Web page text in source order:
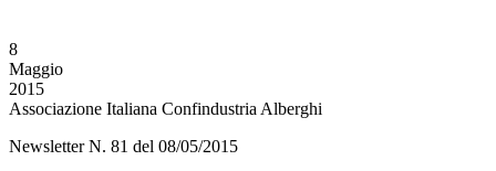
8
Maggio
2015
Associazione Italiana Confindustria Alberghi
Newsletter N. 81 del 08/05/2015